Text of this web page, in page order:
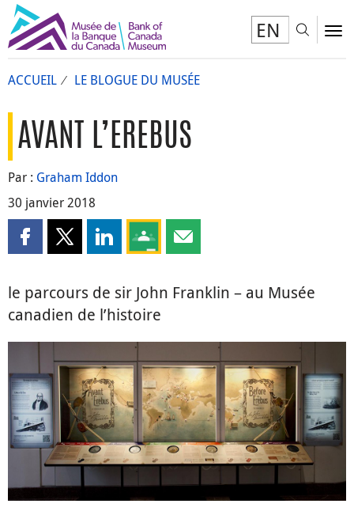
EN
ACCUEIL LE BLOGUE DU MUSÉE
AVANT L’EREBUS
Par : Graham Iddon
30 janvier 2018
Partager cette page sur Facebook
Partager cette page sur X
Partager cette page sur LinkedIn
Partagez cette page sur Google
Partager cette page par
le parcours de sir John Franklin – au Musée
canadien de l’histoire